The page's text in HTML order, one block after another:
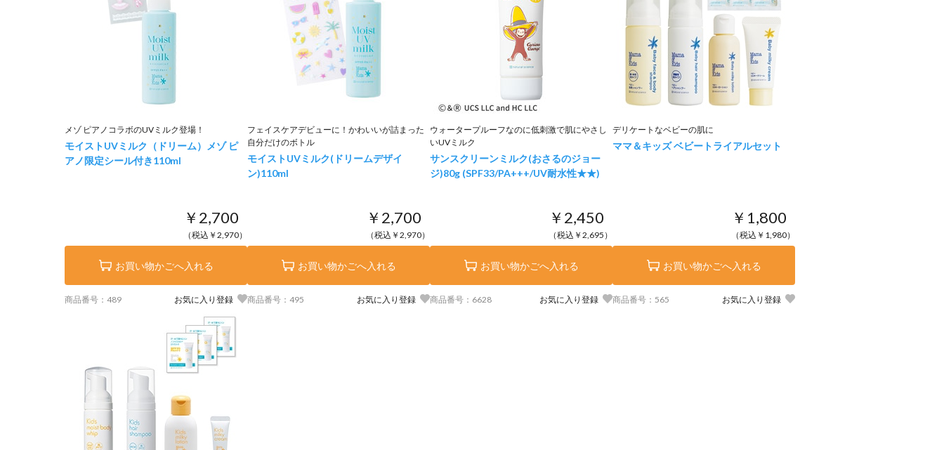
メゾ ピアノコラボのUVミルク登場！
モイストUVミルク（ドリーム）メゾ ピ
アノ限定シール付き110ml
￥2,700
（税込￥2,970）
お買い物かごへ入れる
商品番号：489 お気に入り登録
フェイスケアデビューに！かわいいが詰まった
自分だけのボトル
モイストUVミルク(ドリームデザイ
ン)110ml
￥2,700
（税込￥2,970）
お買い物かごへ入れる
商品番号：495 お気に入り登録
ウォータープルーフなのに低刺激で肌にやさし
いUVミルク
サンスクリーンミルク(おさるのジョー
ジ)80g (SPF33/PA+++/UV耐水性★★)
￥2,450
（税込￥2,695）
お買い物かごへ入れる
商品番号：6628 お気に入り登録
デリケートなベビーの肌に
ママ＆キッズ ベビートライアルセット
￥1,800
（税込￥1,980）
お買い物かごへ入れる
商品番号：565 お気に入り登録